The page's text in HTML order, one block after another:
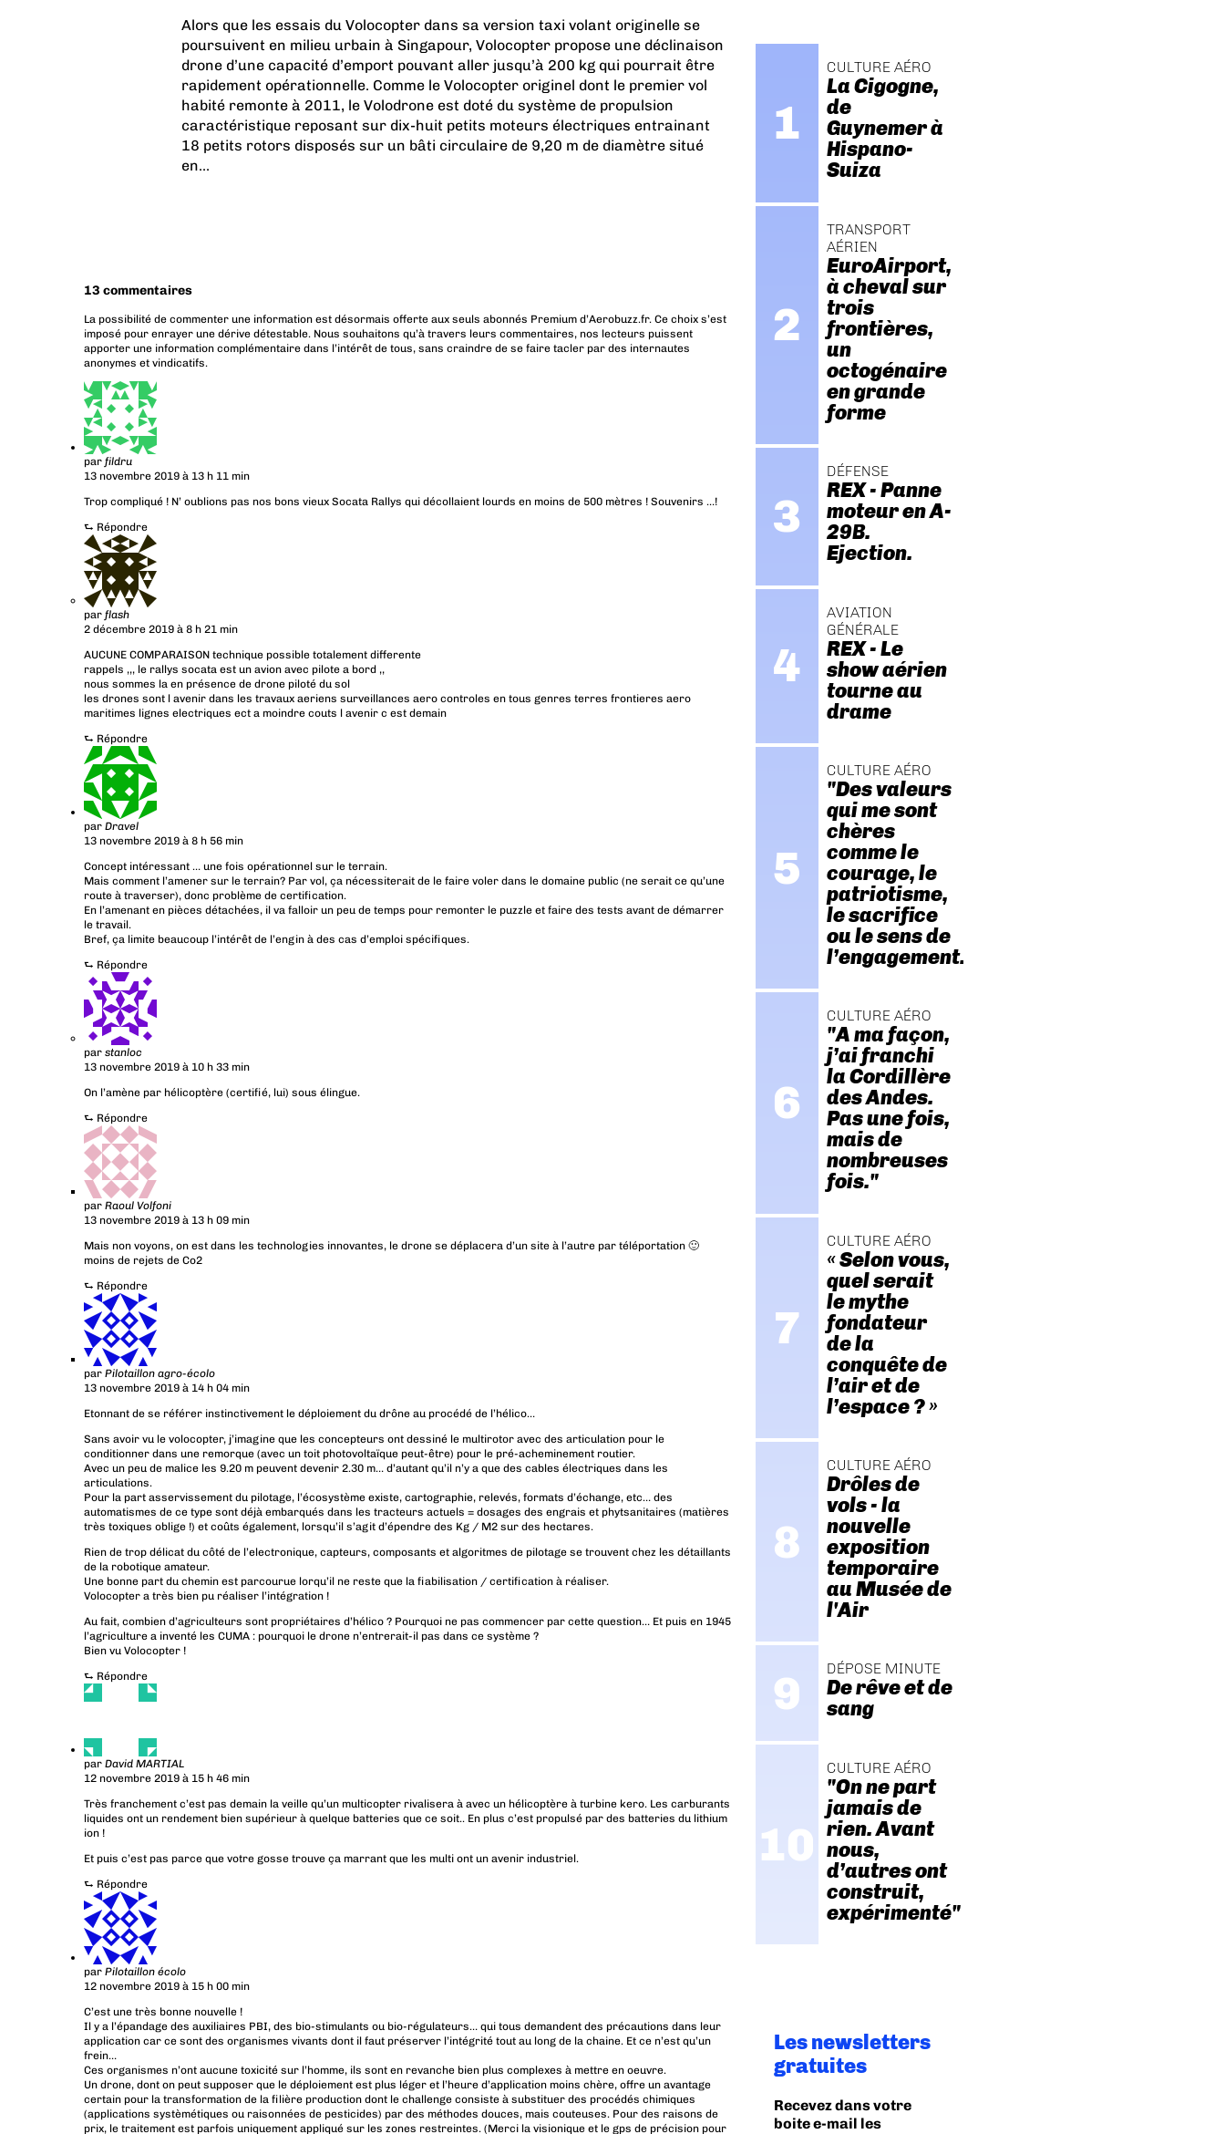
Alors que les essais du Volocopter dans sa version taxi volant originelle se
poursuivent en milieu urbain à Singapour, Volocopter propose une déclinaison
drone d’une capacité d’emport pouvant aller jusqu’à 200 kg qui pourrait être
rapidement opérationnelle. Comme le Volocopter originel dont le premier vol
habité remonte à 2011, le Volodrone est doté du système de propulsion
caractéristique reposant sur dix-huit petits moteurs électriques entrainant
18 petits rotors disposés sur un bâti circulaire de 9,20 m de diamètre situé
en...
13 commentaires
La possibilité de commenter une information est désormais offerte aux seuls abonnés Premium d’Aerobuzz.fr. Ce choix s’est
imposé pour enrayer une dérive détestable. Nous souhaitons qu’à travers leurs commentaires, nos lecteurs puissent
apporter une information complémentaire dans l’intérêt de tous, sans craindre de se faire tacler par des internautes
anonymes et vindicatifs.
par fildru
13 novembre 2019 à 13 h 11 min
Trop compliqué ! N’ oublions pas nos bons vieux Socata Rallys qui décollaient lourds en moins de 500 mètres ! Souvenirs …!
⮑ Répondre
par flash
2 décembre 2019 à 8 h 21 min
AUCUNE COMPARAISON technique possible totalement differente
rappels ,,, le rallys socata est un avion avec pilote a bord ,,
nous sommes la en présence de drone piloté du sol
les drones sont l avenir dans les travaux aeriens surveillances aero controles en tous genres terres frontieres aero
maritimes lignes electriques ect a moindre couts l avenir c est demain
⮑ Répondre
par Dravel
13 novembre 2019 à 8 h 56 min
Concept intéressant … une fois opérationnel sur le terrain.
Mais comment l’amener sur le terrain? Par vol, ça nécessiterait de le faire voler dans le domaine public (ne serait ce qu’une
route à traverser), donc problème de certification.
En l’amenant en pièces détachées, il va falloir un peu de temps pour remonter le puzzle et faire des tests avant de démarrer
le travail.
Bref, ça limite beaucoup l’intérêt de l’engin à des cas d’emploi spécifiques.
⮑ Répondre
par stanloc
13 novembre 2019 à 10 h 33 min
On l’amène par hélicoptère (certifié, lui) sous élingue.
⮑ Répondre
par Raoul Volfoni
13 novembre 2019 à 13 h 09 min
Mais non voyons, on est dans les technologies innovantes, le drone se déplacera d’un site à l’autre par téléportation 🙂
moins de rejets de Co2
⮑ Répondre
par Pilotaillon agro-écolo
13 novembre 2019 à 14 h 04 min
Etonnant de se référer instinctivement le déploiement du drône au procédé de l’hélico…
Sans avoir vu le volocopter, j’imagine que les concepteurs ont dessiné le multirotor avec des articulation pour le
conditionner dans une remorque (avec un toit photovoltaïque peut-être) pour le pré-acheminement routier.
Avec un peu de malice les 9.20 m peuvent devenir 2.30 m… d’autant qu’il n’y a que des cables électriques dans les
articulations.
Pour la part asservissement du pilotage, l’écosystème existe, cartographie, relevés, formats d’échange, etc… des
automatismes de ce type sont déjà embarqués dans les tracteurs actuels = dosages des engrais et phytsanitaires (matières
très toxiques oblige !) et coûts également, lorsqu’il s’agit d’épendre des Kg / M2 sur des hectares.
Rien de trop délicat du côté de l’electronique, capteurs, composants et algoritmes de pilotage se trouvent chez les détaillants
de la robotique amateur.
Une bonne part du chemin est parcourue lorqu’il ne reste que la fiabilisation / certification à réaliser.
Volocopter a très bien pu réaliser l’intégration !
Au fait, combien d’agriculteurs sont propriétaires d’hélico ? Pourquoi ne pas commencer par cette question… Et puis en 1945
l’agriculture a inventé les CUMA : pourquoi le drone n’entrerait-il pas dans ce système ?
Bien vu Volocopter !
⮑ Répondre
par David MARTIAL
12 novembre 2019 à 15 h 46 min
Très franchement c’est pas demain la veille qu’un multicopter rivalisera à avec un hélicoptère à turbine kero. Les carburants
liquides ont un rendement bien supérieur à quelque batteries que ce soit.. En plus c’est propulsé par des batteries du lithium
ion !
Et puis c’est pas parce que votre gosse trouve ça marrant que les multi ont un avenir industriel.
⮑ Répondre
par Pilotaillon écolo
12 novembre 2019 à 15 h 00 min
C’est une très bonne nouvelle !
Il y a l’épandage des auxiliaires PBI, des bio-stimulants ou bio-régulateurs… qui tous demandent des précautions dans leur
application car ce sont des organismes vivants dont il faut préserver l’intégrité tout au long de la chaine. Et ce n’est qu’un
frein…
Ces organismes n’ont aucune toxicité sur l’homme, ils sont en revanche bien plus complexes à mettre en oeuvre.
Un drone, dont on peut supposer que le déploiement est plus léger et l’heure d’application moins chère, offre un avantage
certain pour la transformation de la filière production dont le challenge consiste à substituer des procédés chimiques
(applications systèmétiques ou raisonnées de pesticides) par des méthodes douces, mais couteuses. Pour des raisons de
prix, le traitement est parfois uniquement appliqué sur les zones restreintes. (Merci la visionique et le gps de précision pour
CULTURE AÉRO
La Cigogne,
de
Guynemer à
Hispano-
Suiza
TRANSPORT
AÉRIEN
EuroAirport,
à cheval sur
trois
frontières,
un
octogénaire
en grande
forme
DÉFENSE
REX - Panne
moteur en A-
29B.
Ejection.
AVIATION
GÉNÉRALE
REX - Le
show aérien
tourne au
drame
CULTURE AÉRO
"Des valeurs
qui me sont
chères
comme le
courage, le
patriotisme,
le sacrifice
ou le sens de
l’engagement."
CULTURE AÉRO
"A ma façon,
j’ai franchi
la Cordillère
des Andes.
Pas une fois,
mais de
nombreuses
fois."
CULTURE AÉRO
« Selon vous,
quel serait
le mythe
fondateur
de la
conquête de
l’air et de
l’espace ? »
CULTURE AÉRO
Drôles de
vols - la
nouvelle
exposition
temporaire
au Musée de
l'Air
DÉPOSE MINUTE
De rêve et de
sang
CULTURE AÉRO
"On ne part
jamais de
rien. Avant
nous,
d’autres ont
construit,
expérimenté"
Les newsletters
gratuites
Recevez dans votre
boite e-mail les